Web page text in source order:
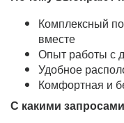
Комплексный
вместе
Опыт работы с
Удобное
Комфортная и
С какими